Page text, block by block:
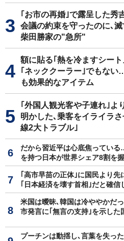
｢お市の再婚｣で露呈した
会議の約束を守ったのに､
柴田勝家の"急所"
額に貼る｢熱を冷ますシー
｢ネッククーラー｣でもな
も効果的なアイテム
｢外国人観光客や子連れ｣
明かした､乗客をイライラ
線2大トラブル｣
だから習近平は心底焦ってい
を持つ日本が世界シェア8割を
｢高市早苗の正体｣に国民より
｢日本経済を壊す首相｣だと確
米国は曖昧､韓国は冷ややかだ
市発言に｢無言の支持｣を示した
プーチンは動揺し､言葉を失っ